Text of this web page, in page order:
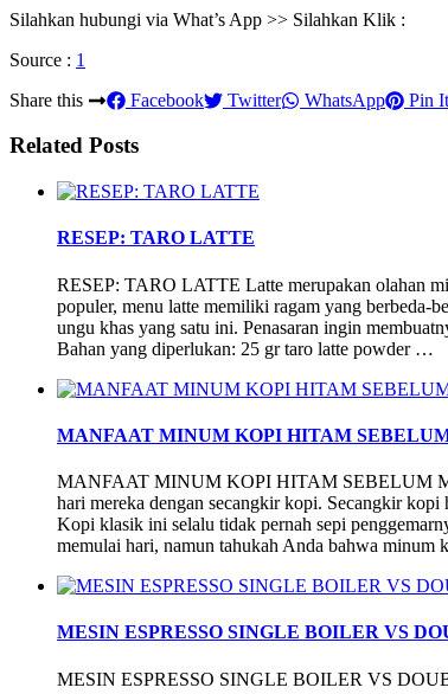
Silahkan hubungi via What’s App >> Silahkan Klik :
Source : 1
Share this
Facebook Twitter WhatsApp Pin It
Related Posts
RESEP: TARO LATTE
RESEP: TARO LATTE Latte merupakan olahan
populer, menu latte memiliki ragam yang berbeda-
ungu khas yang satu ini. Penasaran ingin
Bahan yang diperlukan: 25 gr taro latte powder …
MANFAAT MINUM KOPI HITAM
MANFAAT MINUM KOPI HITAM SEBELUM
hari mereka dengan secangkir kopi. Secangkir
Kopi klasik ini selalu tidak pernah sepi
memulai hari, namun tahukah Anda bahwa
MESIN ESPRESSO SINGLE BOILER VS
MESIN ESPRESSO SINGLE BOILER VS